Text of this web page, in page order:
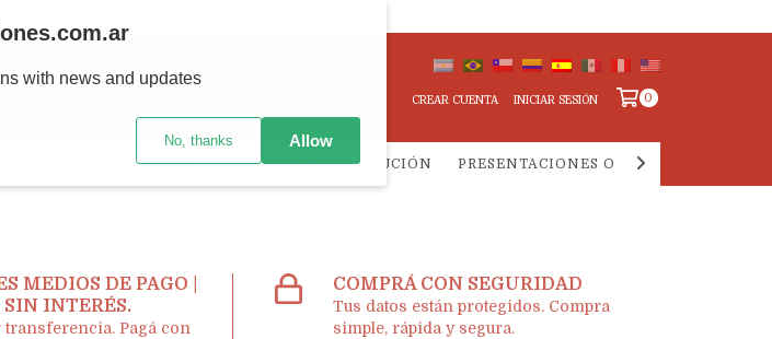
CREAR CUENTA INICIAR SESIÓN 0
CÓMO COMPRAR LIBRERIA Y DISTRIBUCIÓN PRESENTACIONES ONLINE
MEDIOS DE PAGO |
SIN INTERÉS.
transferencia. Pagá con
COMPRÁ CON SEGURIDAD
Tus datos están protegidos. Compra
simple, rápida y segura.
with news and updates
No, thanks Allow